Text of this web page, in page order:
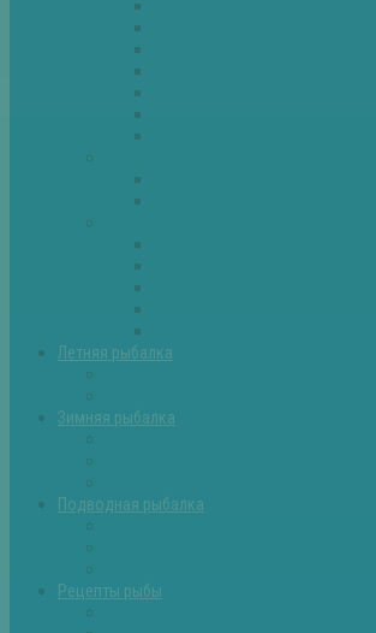
Летняя рыбалка
Зимняя рыбалка
Подводная рыбалка
Рецепты рыбы